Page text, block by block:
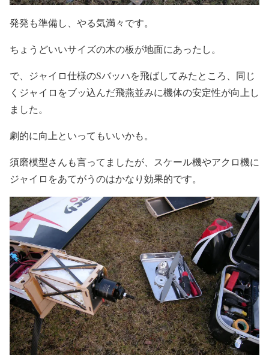
発発も準備し、やる気満々です。
ちょうどいいサイズの木の板が地面にあったし。
で、ジャイロ仕様のSバッハを飛ばしてみたところ、同じ
くジャイロをブッ込んだ飛燕並みに機体の安定性が向上し
ました。
劇的に向上といってもいいかも。
須磨模型さんも言ってましたが、スケール機やアクロ機に
ジャイロをあてがうのはかなり効果的です。